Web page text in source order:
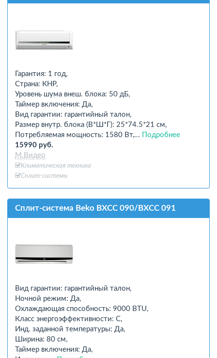
Гарантия: 1 год,
Страна: КНР,
Уровень шума внеш. блока: 50 дБ,
Таймер включения: Да,
Вид гарантии: гарантийный талон,
Размер внутр. блока (В*Ш*Г): 25*74.5*21 см,
Потребляемая мощность: 1580 Вт,...
Подробнее
15990 руб.
М.Видео
Климатическая техника
Сплит-системы
Сплит-система Beko BXCC 090/BXCC 091
Вид гарантии: гарантийный талон,
Ночной режим: Да,
Охлаждающая способность: 9000 BTU,
Класс энергоэффективности: C,
Инд. заданной температуры: Да,
Ширина: 80 см,
Таймер включения: Да,